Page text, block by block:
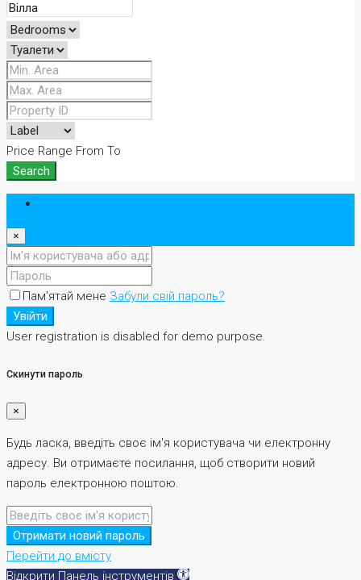
Price Range From To
Search
×
Пам'ятай мене Забули свій пароль?
Увійти
User registration is disabled for demo purpose.
Скинути пароль
×
Будь ласка, введіть своє ім'я користувача чи електронну
адресу. Ви отримаєте посилання, щоб створити новий
пароль електронною поштою.
Отримати новий пароль
Перейти до вмісту
Відкрити Панель інструментів